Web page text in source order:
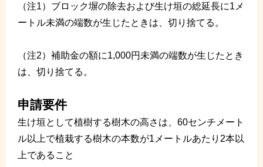
（注1）ブロック塀の除去および生け垣の総延長に1メ
ートル未満の端数が生じたときは、切り捨てる。
（注2）補助金の額に1,000円未満の端数が生じたとき
は、切り捨てる。
申請要件
生け垣として植樹する樹木の高さは、60センチメート
ル以上で植栽する樹木の本数が1メートルあたり2本以
上であること